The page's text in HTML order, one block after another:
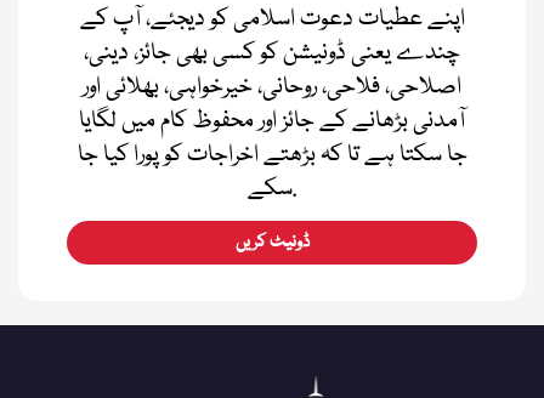
اپنے عطیات دعوت اسلامی کو دیجئے، آپ کے
چندے یعنی ڈونیشن کو کسی بھی جائز، دینی،
اصلاحی، فلاحی، روحانی، خیرخواہی، بھلائی اور
آمدنی بڑھانے کے جائز اور محفوظ کام میں لگایا
جا سکتا ہے تا کہ بڑھتے اخراجات کو پورا کیا جا
سکے.
ڈونیٹ کریں